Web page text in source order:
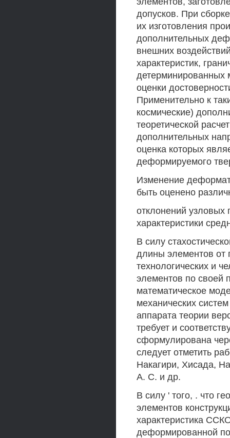
допусков. При
их изготовления
дополнительных
внешних
характеристик,
детерминированных
оценки
Применительно к
космические)
теоретической
дополнительных
оценка которых
деформируемого
Изменение
быть оценено
отклонений
характеристики
В силу
длины элементов от
технологических и
элементов по своей
математическое
механических
аппарата теории
требует и
сформулирована
следует отметить
Накагири, Хисада,
А. С. и др.
В силу ' того, . что
элементов
характеристика
деформированной